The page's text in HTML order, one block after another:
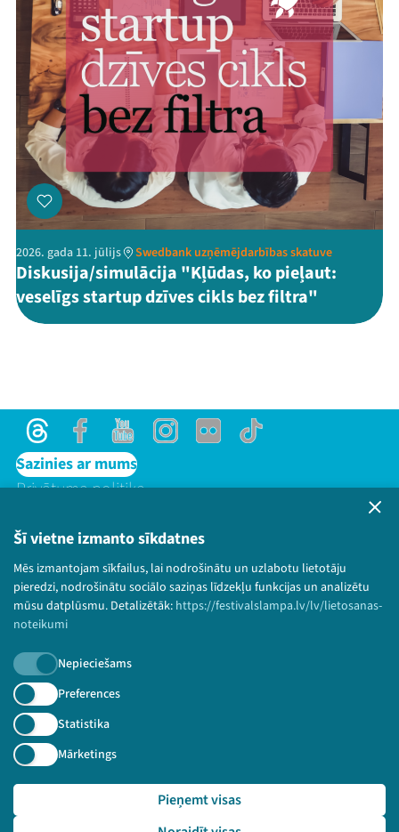
Šī vietne izmanto sīkdatnes
Mēs izmantojam sīkfailus, lai nodrošinātu un uzlabotu lietotāju
pieredzi, nodrošinātu sociālo saziņas līdzekļu funkcijas un analizētu
mūsu datplūsmu. Detalizētāk: https://festivalslampa.lv/lv/lietosanas-
noteikumi
Nepieciešams
Preferences
Statistika
Mārketings
Pieņemt visas
2026. gada 11. jūlijs Swedbank uzņēmējdarbības skatuve
Diskusija/simulācija "Kļūdas, ko pieļaut:
veselīgs startup dzīves cikls bez filtra"
ThreadsFacebookYoutubeInstagram
Flick TikTok
Sazinies ar mums
Privātuma politika
Bērnu aizsardzības politika
© 2026 Sarunu festivāls LAMPA Visas tiesības
paturētas.
Piesakies jaunumiem!
Nepalaid garām aktuālāko informāciju!